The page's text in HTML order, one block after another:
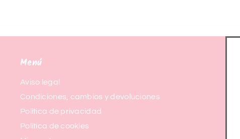
Menú
Aviso legal
Condiciones, cambios y devoluciones
Política de privacidad
Política de cookies